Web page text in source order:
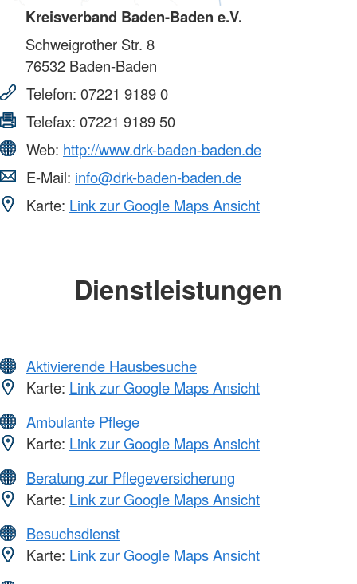
Kreisverband Baden-Baden e.V.
Schweigrother Str. 8
76532 Baden-Baden
Telefon: 07221 9189 0
Telefax: 07221 9189 50
Web: http://www.drk-baden-baden.de
E-Mail: info@drk-baden-baden.de
Karte: Link zur Google Maps Ansicht
Dienstleistungen
Aktivierende Hausbesuche
Karte: Link zur Google Maps Ansicht
Ambulante Pflege
Karte: Link zur Google Maps Ansicht
Beratung zur Pflegeversicherung
Karte: Link zur Google Maps Ansicht
Besuchsdienst
Karte: Link zur Google Maps Ansicht